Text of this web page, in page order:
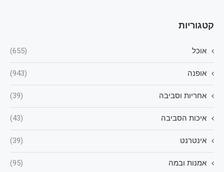
קטגוריות
אוכל (655)
אופנה (943)
אחריות וסביבה (39)
איכות הסביבה (43)
אינטרנט (39)
אמנות ובמה (95)